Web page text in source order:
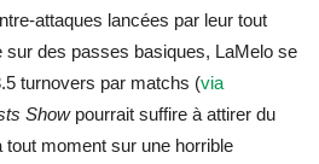
attaques lancées par leur tout
sur des passes basiques, LaMelo se
turnovers par matchs (via
Showpourrait suffire à attirer du
tout moment sur une horrible